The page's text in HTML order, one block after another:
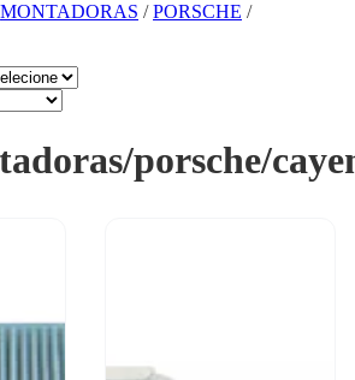
MONTADORAS /PORSCHE /
porsche/